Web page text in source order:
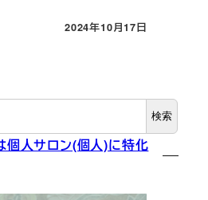
投稿日
2024年10月17日
検索
人サロン(個人)に特化